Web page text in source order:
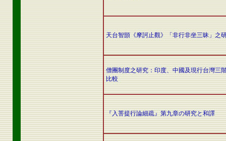
天台智顗《摩訶止觀》「非行非坐三昧」之
僧團制度之研究：印度、中國及現行台灣三
比較
『入菩提行論細疏』第九章の研究と和譯